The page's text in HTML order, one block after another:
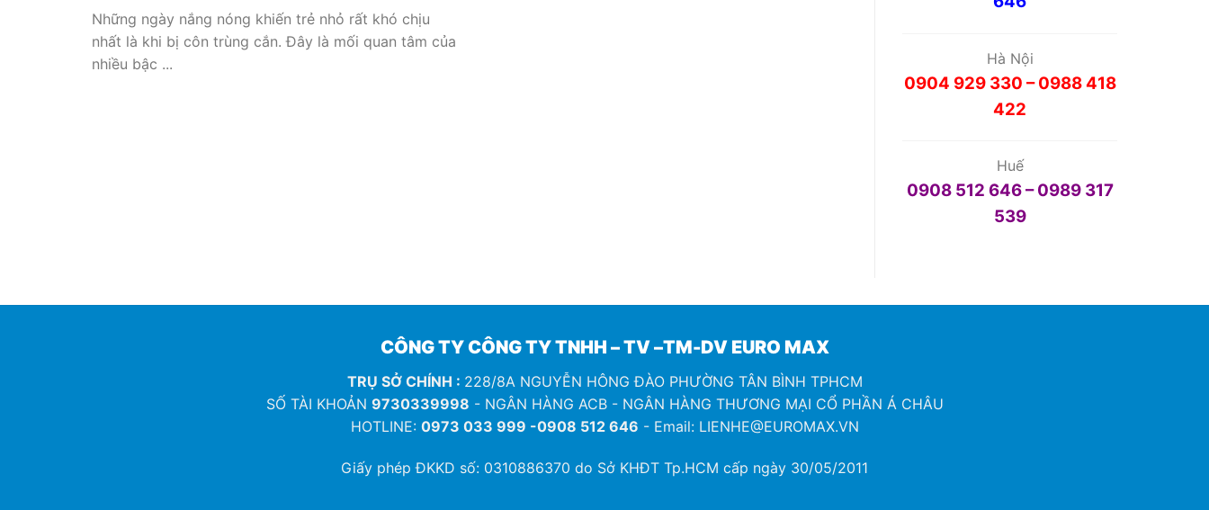
Những ngày nắng nóng khiến trẻ nhỏ rất khó chịu
nhất là khi bị côn trùng cắn. Đây là mối quan tâm của
nhiều bậc ...
Hà Nội
0904 929 330 – 0988 418
422
Huế
0908 512 646 – 0989 317
539
CÔNG TY CÔNG TY TNHH – TV –TM-DV EURO MAX
TRỤ SỞ CHÍNH : 228/8A NGUYỄN HÔNG ĐÀO PHƯỜNG TÂN BÌNH TPHCM
SỐ TÀI KHOẢN 9730339998 - NGÂN HÀNG ACB - NGÂN HÀNG THƯƠNG MẠI CỔ PHẦN Á CHÂU
HOTLINE: 0973 033 999 -0908 512 646 - Email: LIENHE@EUROMAX.VN
Giấy phép ĐKKD số: 0310886370 do Sở KHĐT Tp.HCM cấp ngày 30/05/2011